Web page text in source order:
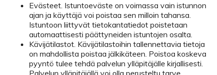
Evästeet. Istuntoeväste on voimassa vain istunnon
ajan ja käyttäjä voi poistaa sen milloin tahansa.
Istuntoon liittyvät tietokantatiedot poistetaan
automaattisesti päättyneiden istuntojen osalta.
Kävijätilastot. Kävijätilastoihin tallennettavia tietoja
on mahdollista poistaa jälkikäteen. Poistoa koskeva
pyyntö tulee tehdä palvelun ylläpitäjälle kirjallisesti.
Palvelun ylläpitäjällä voi olla perusteltu tarve